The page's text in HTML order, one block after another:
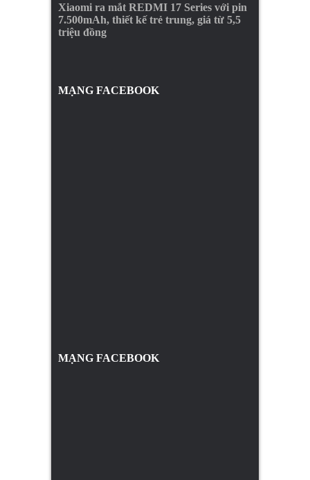
Xiaomi ra mắt REDMI 17 Series với pin
7.500mAh, thiết kế trẻ trung, giá từ 5,5
triệu đồng
MẠNG FACEBOOK
MẠNG FACEBOOK